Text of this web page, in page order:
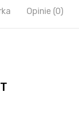
Opinie (0)